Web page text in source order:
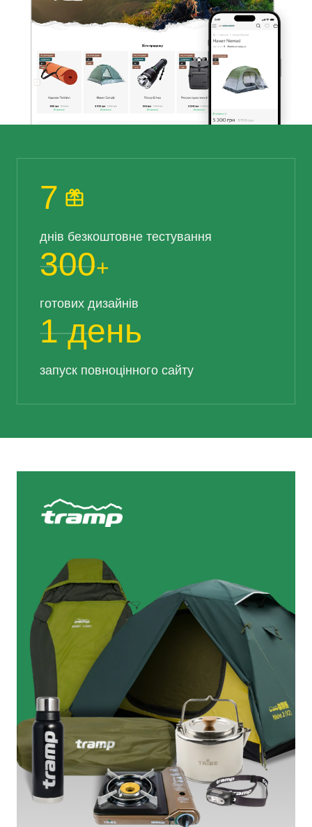
7
днів безкоштовне тестування
300+
готових дизайнів
1 день
запуск повноцінного сайту